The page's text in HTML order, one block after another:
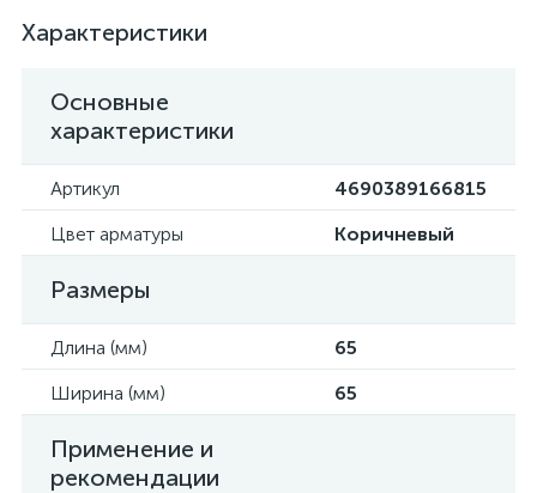
Характеристики
Основные
характеристики
Артикул
4690389166815
Цвет арматуры
Коричневый
Размеры
Длина (мм)
65
Ширина (мм)
65
Применение и
рекомендации